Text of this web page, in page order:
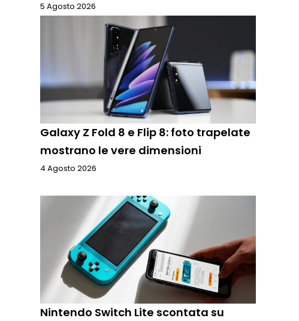
5 Agosto 2026
Galaxy Z Fold 8 e Flip 8: foto trapelate
mostrano le vere dimensioni
4 Agosto 2026
Nintendo Switch Lite scontata su